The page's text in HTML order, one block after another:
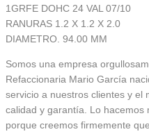
1GRFE DOHC 24 VAL 07/10
RANURAS 1.2 X 1.2 X 2.0
DIAMETRO. 94.00 MM
Somos una empresa
Refaccionaria Mario García
servicio a nuestros clientes y el
calidad y garantía. Lo hacemos
porque creemos firmemente